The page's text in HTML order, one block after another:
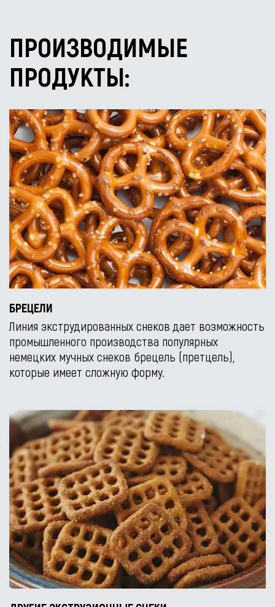
ПРОИЗВОДИМЫЕ
ПРОДУКТЫ:
БРЕЦЕЛИ
Линия экструдированных снеков дает возможность
промышленного производства популярных
немецких мучных снеков брецель (претцель),
которые имеет сложную форму.